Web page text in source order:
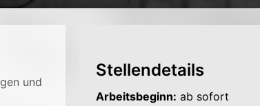
und
Stellendetails
Arbeitsbeginn: ab sofort